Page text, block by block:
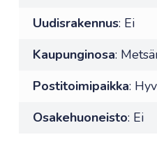
Uudisrakennus: Ei
Kaupunginosa:
Postitoimipaikka:
Osakehuoneisto: Ei